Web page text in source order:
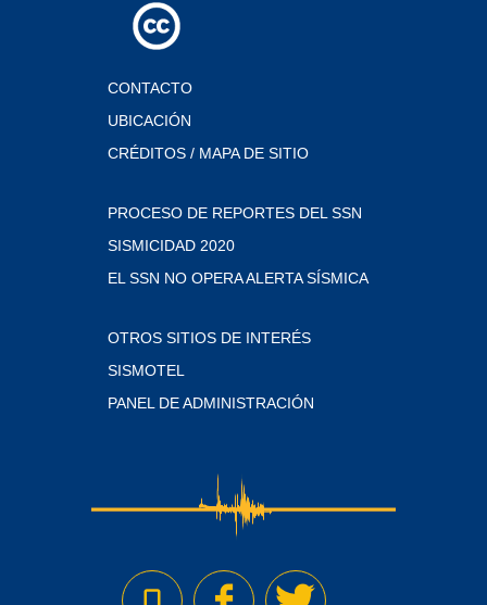
CONTACTO
UBICACIÓN
CRÉDITOS / MAPA DE SITIO
PROCESO DE REPORTES DEL SSN
SISMICIDAD 2020
EL SSN NO OPERA ALERTA SÍSMICA
OTROS SITIOS DE INTERÉS
SISMOTEL
PANEL DE ADMINISTRACIÓN